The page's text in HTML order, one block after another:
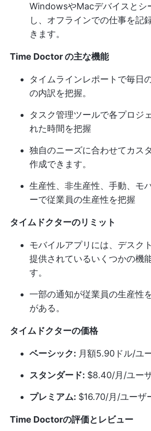
WindowsやMacデバイスとシ
し、オフラインでの仕事を記
きます。
Time Doctor の主な機能
タイムラインレポートで毎日
の内訳を把握。
タスク管理ツールで各プロジ
れた時間を把握
独自のニーズに合わせてカス
作成できます。
生産性、非生産性、手動、モ
ーで従業員の生産性を把握
タイムドクターのリミット
モバイルアプリには、デスク
提供されているいくつかの機
す。
一部の通知が従業員の生産性
がある。
タイムドクターの価格
ベーシック: 月額5.90ドル/ユ
スタンダード: $8.40/月/ユー
プレミアム: $16.70/月/ユーザ
Time Doctorの評価とレビュー